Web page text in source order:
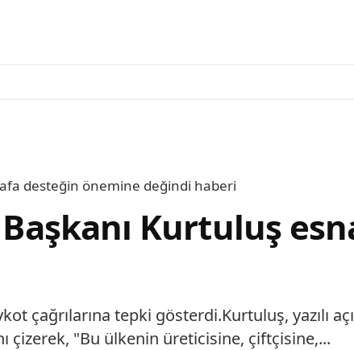
desteğin önemine değindi haberi
Kurtuluş
çağrılarına tepki gösterdi.Kurtuluş, yazılı
çizerek, "Bu ülkenin üreticisine, çiftçisine,...